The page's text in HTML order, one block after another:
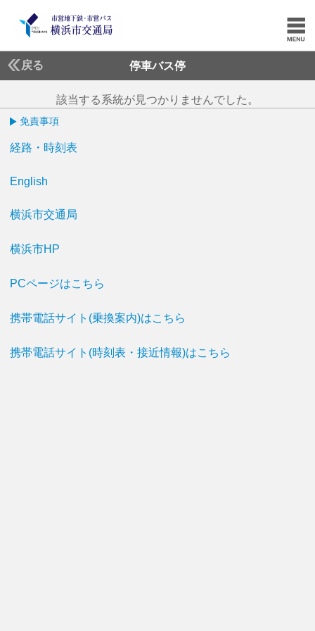
戻る 停車バス停
該当する系統が見つかりませんでした。
免責事項
経路・時刻表
English
横浜市交通局
横浜市HP
PCページはこちら
携帯電話サイト(乗換案内)はこちら
携帯電話サイト(時刻表・接近情報)はこちら